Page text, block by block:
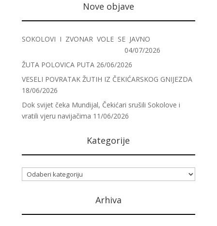
Nove objave
SOKOLOVI I ZVONAR VOLE SE JAVNO
04/07/2026
ŽUTA POLOVICA PUTA 26/06/2026
VESELI POVRATAK ŽUTIH IZ ČEKIĆARSKOG GNIJEZDA
18/06/2026
Dok svijet čeka Mundijal, Čekićari srušili Sokolove i
vratili vjeru navijačima 11/06/2026
Kategorije
Kategorije
Arhiva